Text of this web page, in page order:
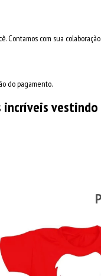
Contamos com sua
do pagamento.
incríveis